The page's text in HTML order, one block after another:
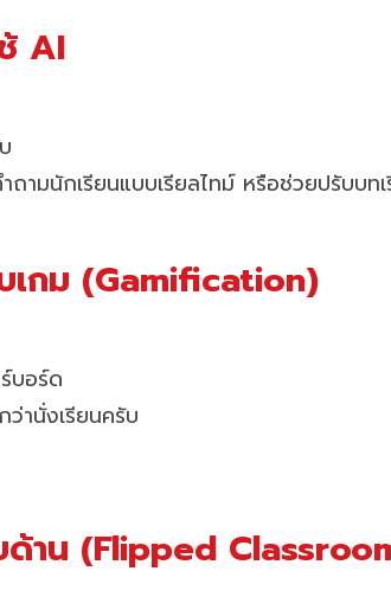
AI
ถามนักเรียนแบบเรียลไทม์ หรือช่วยปรับบท
เกม (Gamification)
บอร์ด
ว่านั่งเรียนครับ
าน (Flipped